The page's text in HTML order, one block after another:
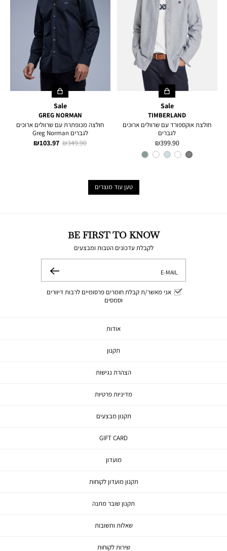
Sale
TIMBERLAND
חולצת אוקספורד עם שרוולים ארוכים
לגברים
מחיר
מוצר
399.90 ₪
צבע
Medium
Grey
Sale
GREG NORMAN
חולצה מכופתרת עם שרוולים ארוכים
לגברים Greg Norman
מחיר
103.97 ₪
מחיר
349.90 ₪
טען עוד מוצרים
BE FIRST TO KNOW
לקבלת עדכונים הטבות ומבצעים
E-MAIL
אני מאשר/ת קבלת חומרים פרסומיים לרבות דיוורים
וסמסים
שלח
אודות
תקנון
הצהרת נגישות
מדיניות פרטיות
תקנון מבצעים
GIFT CARD
מועדון
תקנון מועדון לקוחות
תקנון שובר מתנה
שאלות ותשובות
שירות לקוחות